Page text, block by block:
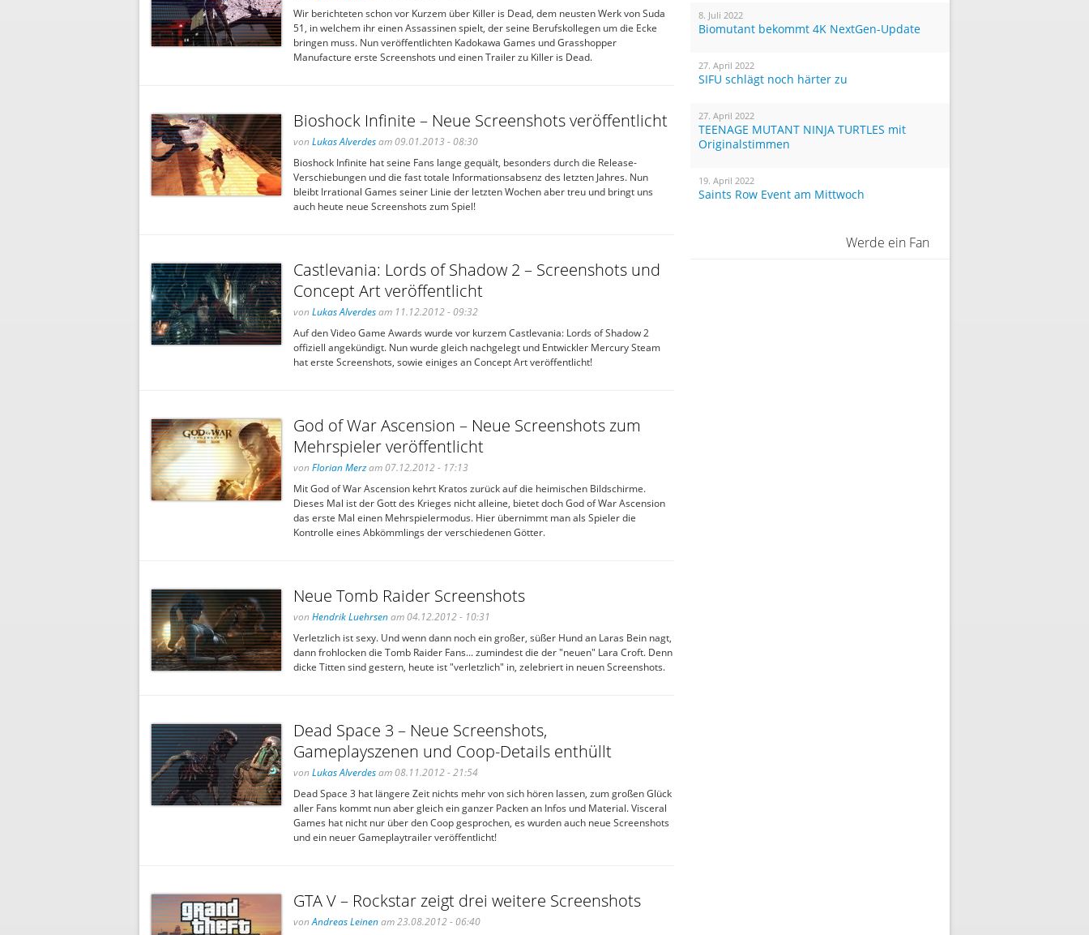
Wir berichteten schon vor Kurzem über Killer is Dead, dem neusten Werk von Suda
51, in welchem ihr einen Assassinen spielt, der seine Berufskollegen um die Ecke
bringen muss. Nun veröffentlichten Kadokawa Games und Grasshopper
Manufacture erste Screenshots und einen Trailer zu Killer is Dead.
Bioshock Infinite – Neue Screenshots veröffentlicht
von Lukas Alverdesam 09.01.2013 - 08:30
Bioshock Infinite hat seine Fans lange gequält, besonders durch die Release-
Verschiebungen und die fast totale Informationsabsenz des letzten Jahres. Nun
bleibt Irrational Games seiner Linie der letzten Wochen aber treu und bringt uns
auch heute neue Screenshots zum Spiel!
Castlevania: Lords of Shadow 2 – Screenshots und
Concept Art veröffentlicht
von Lukas Alverdesam 11.12.2012 - 09:32
Auf den Video Game Awards wurde vor kurzem Castlevania: Lords of Shadow 2
offiziell angekündigt. Nun wurde gleich nachgelegt und Entwickler Mercury Steam
hat erste Screenshots, sowie einiges an Concept Art veröffentlicht!
God of War Ascension – Neue Screenshots zum
Mehrspieler veröffentlicht
von Florian Merzam 07.12.2012 - 17:13
Mit God of War Ascension kehrt Kratos zurück auf die heimischen Bildschirme.
Dieses Mal ist der Gott des Krieges nicht alleine, bietet doch God of War Ascension
das erste Mal einen Mehrspielermodus. Hier übernimmt man als Spieler die
Kontrolle eines Abkömmlings der verschiedenen Götter.
Neue Tomb Raider Screenshots
von Hendrik Luehrsenam 04.12.2012 - 10:31
Verletzlich ist sexy. Und wenn dann noch ein großer, süßer Hund an Laras Bein nagt,
dann frohlocken die Tomb Raider Fans... zumindest die der "neuen" Lara Croft. Denn
dicke Titten sind gestern, heute ist "verletzlich" in, zelebriert in neuen Screenshots.
Dead Space 3 – Neue Screenshots,
Gameplayszenen und Coop-Details enthüllt
von Lukas Alverdesam 08.11.2012 - 21:54
Dead Space 3 hat längere Zeit nichts mehr von sich hören lassen, zum großen Glück
aller Fans kommt nun aber gleich ein ganzer Packen an Infos und Material. Visceral
Games hat nicht nur über den Coop gesprochen, es wurden auch neue Screenshots
und ein neuer Gameplaytrailer veröffentlicht!
GTA V – Rockstar zeigt drei weitere Screenshots
vonAndreas Leinenam 23.08.2012 - 06:40
8. Juli 2022
Biomutant bekommt 4K NextGen-Update
27. April 2022
SIFU schlägt noch härter zu
27. April 2022
TEENAGE MUTANT NINJA TURTLES mit
Originalstimmen
19. April 2022
Saints Row Event am Mittwoch
Werde ein Fan